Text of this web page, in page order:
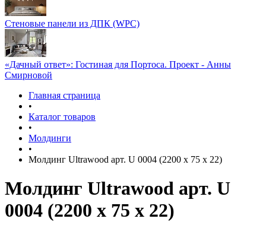
Стеновые панели из ДПК (WPC)
«Дачный ответ»: Гостиная для Портоса. Проект - Анны
Смирновой
Главная страница
•
Каталог товаров
•
Молдинги
•
Молдинг Ultrawood арт. U 0004 (2200 х 75 х 22)
Молдинг Ultrawood арт. U
0004 (2200 х 75 х 22)